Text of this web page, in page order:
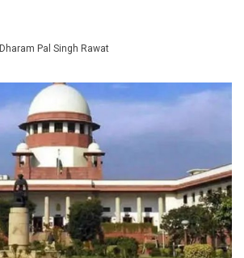
Dharam Pal Singh Rawat